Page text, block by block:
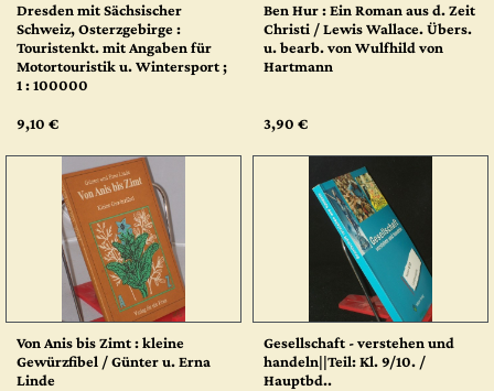
Dresden mit Sächsischer
Schweiz, Osterzgebirge :
Touristenkt. mit Angaben für
Motortouristik u. Wintersport ;
1 : 100000
9,10 €
Ben Hur : Ein Roman aus d. Zeit
Christi / Lewis Wallace. Übers.
u. bearb. von Wulfhild von
Hartmann
3,90 €
Von Anis bis Zimt : kleine
Gewürzfibel / Günter u. Erna
Linde
Gesellschaft - verstehen und
handeln||Teil: Kl. 9/10. /
Hauptbd..